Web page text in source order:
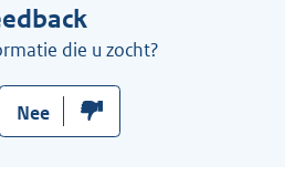
die u zocht?
Nee